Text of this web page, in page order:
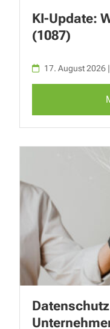
KI-Update:
(1087)
17. August 2026